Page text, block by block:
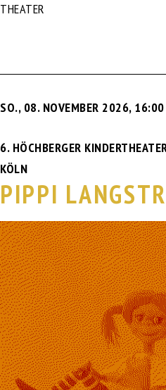
THEATER
SO., 08. NOVEMBER 2026,
6. HÖCHBERGER
KÖLN
PIPPI